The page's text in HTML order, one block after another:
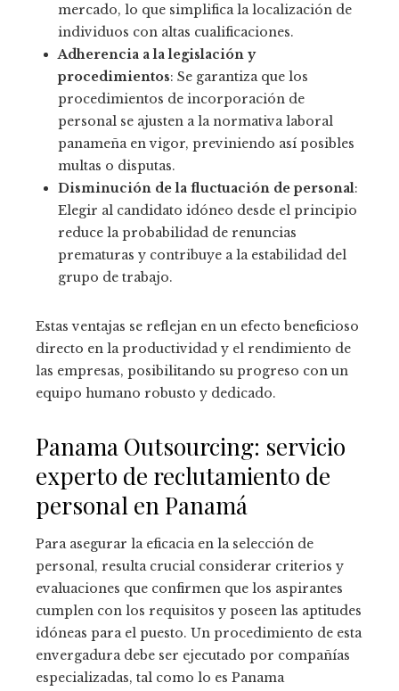
mercado, lo que simplifica la localización de
individuos con altas cualificaciones.
Adherencia a la legislación y
procedimientos: Se garantiza que los
procedimientos de incorporación de
personal se ajusten a la normativa laboral
panameña en vigor, previniendo así posibles
multas o disputas.
Disminución de la fluctuación de personal:
Elegir al candidato idóneo desde el principio
reduce la probabilidad de renuncias
prematuras y contribuye a la estabilidad del
grupo de trabajo.
Estas ventajas se reflejan en un efecto beneficioso
directo en la productividad y el rendimiento de
las empresas, posibilitando su progreso con un
equipo humano robusto y dedicado.
Panama Outsourcing: servicio
experto de reclutamiento de
personal en Panamá
Para asegurar la eficacia en la selección de
personal, resulta crucial considerar criterios y
evaluaciones que confirmen que los aspirantes
cumplen con los requisitos y poseen las aptitudes
idóneas para el puesto. Un procedimiento de esta
envergadura debe ser ejecutado por compañías
especializadas, tal como lo es Panama